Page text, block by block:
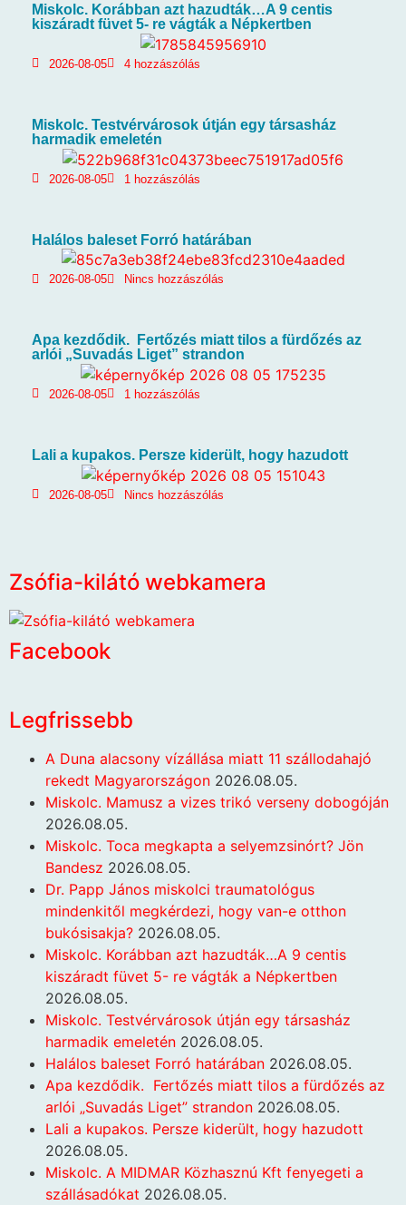
Miskolc. Korábban azt hazudták…A 9 centis
kiszáradt füvet 5- re vágták a Népkertben
2026-08-05 4 hozzászólás
Miskolc. Testvérvárosok útján egy társasház
harmadik emeletén
2026-08-05 1 hozzászólás
Halálos baleset Forró határában
2026-08-05 Nincs hozzászólás
Apa kezdődik. Fertőzés miatt tilos a fürdőzés az
arlói „Suvadás Liget” strandon
2026-08-05 1 hozzászólás
Lali a kupakos. Persze kiderült, hogy hazudott
2026-08-05 Nincs hozzászólás
Zsófia-kilátó webkamera
Facebook
Legfrissebb
A Duna alacsony vízállása miatt 11 szállodahajó
rekedt Magyarországon 2026.08.05.
Miskolc. Mamusz a vizes trikó verseny dobogóján
2026.08.05.
Miskolc. Toca megkapta a selyemzsinórt? Jön
Bandesz 2026.08.05.
Dr. Papp János miskolci traumatológus
mindenkitől megkérdezi, hogy van-e otthon
bukósisakja? 2026.08.05.
Miskolc. Korábban azt hazudták…A 9 centis
kiszáradt füvet 5- re vágták a Népkertben
2026.08.05.
Miskolc. Testvérvárosok útján egy társasház
harmadik emeletén 2026.08.05.
Halálos baleset Forró határában 2026.08.05.
Apa kezdődik. Fertőzés miatt tilos a fürdőzés az
arlói „Suvadás Liget” strandon 2026.08.05.
Lali a kupakos. Persze kiderült, hogy hazudott
2026.08.05.
Miskolc. A MIDMAR Közhasznú Kft fenyegeti a
szállásadókat 2026.08.05.